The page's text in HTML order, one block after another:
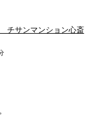
チサンマンション心斎